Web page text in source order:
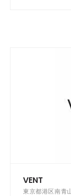
VENT
東京都港区南青